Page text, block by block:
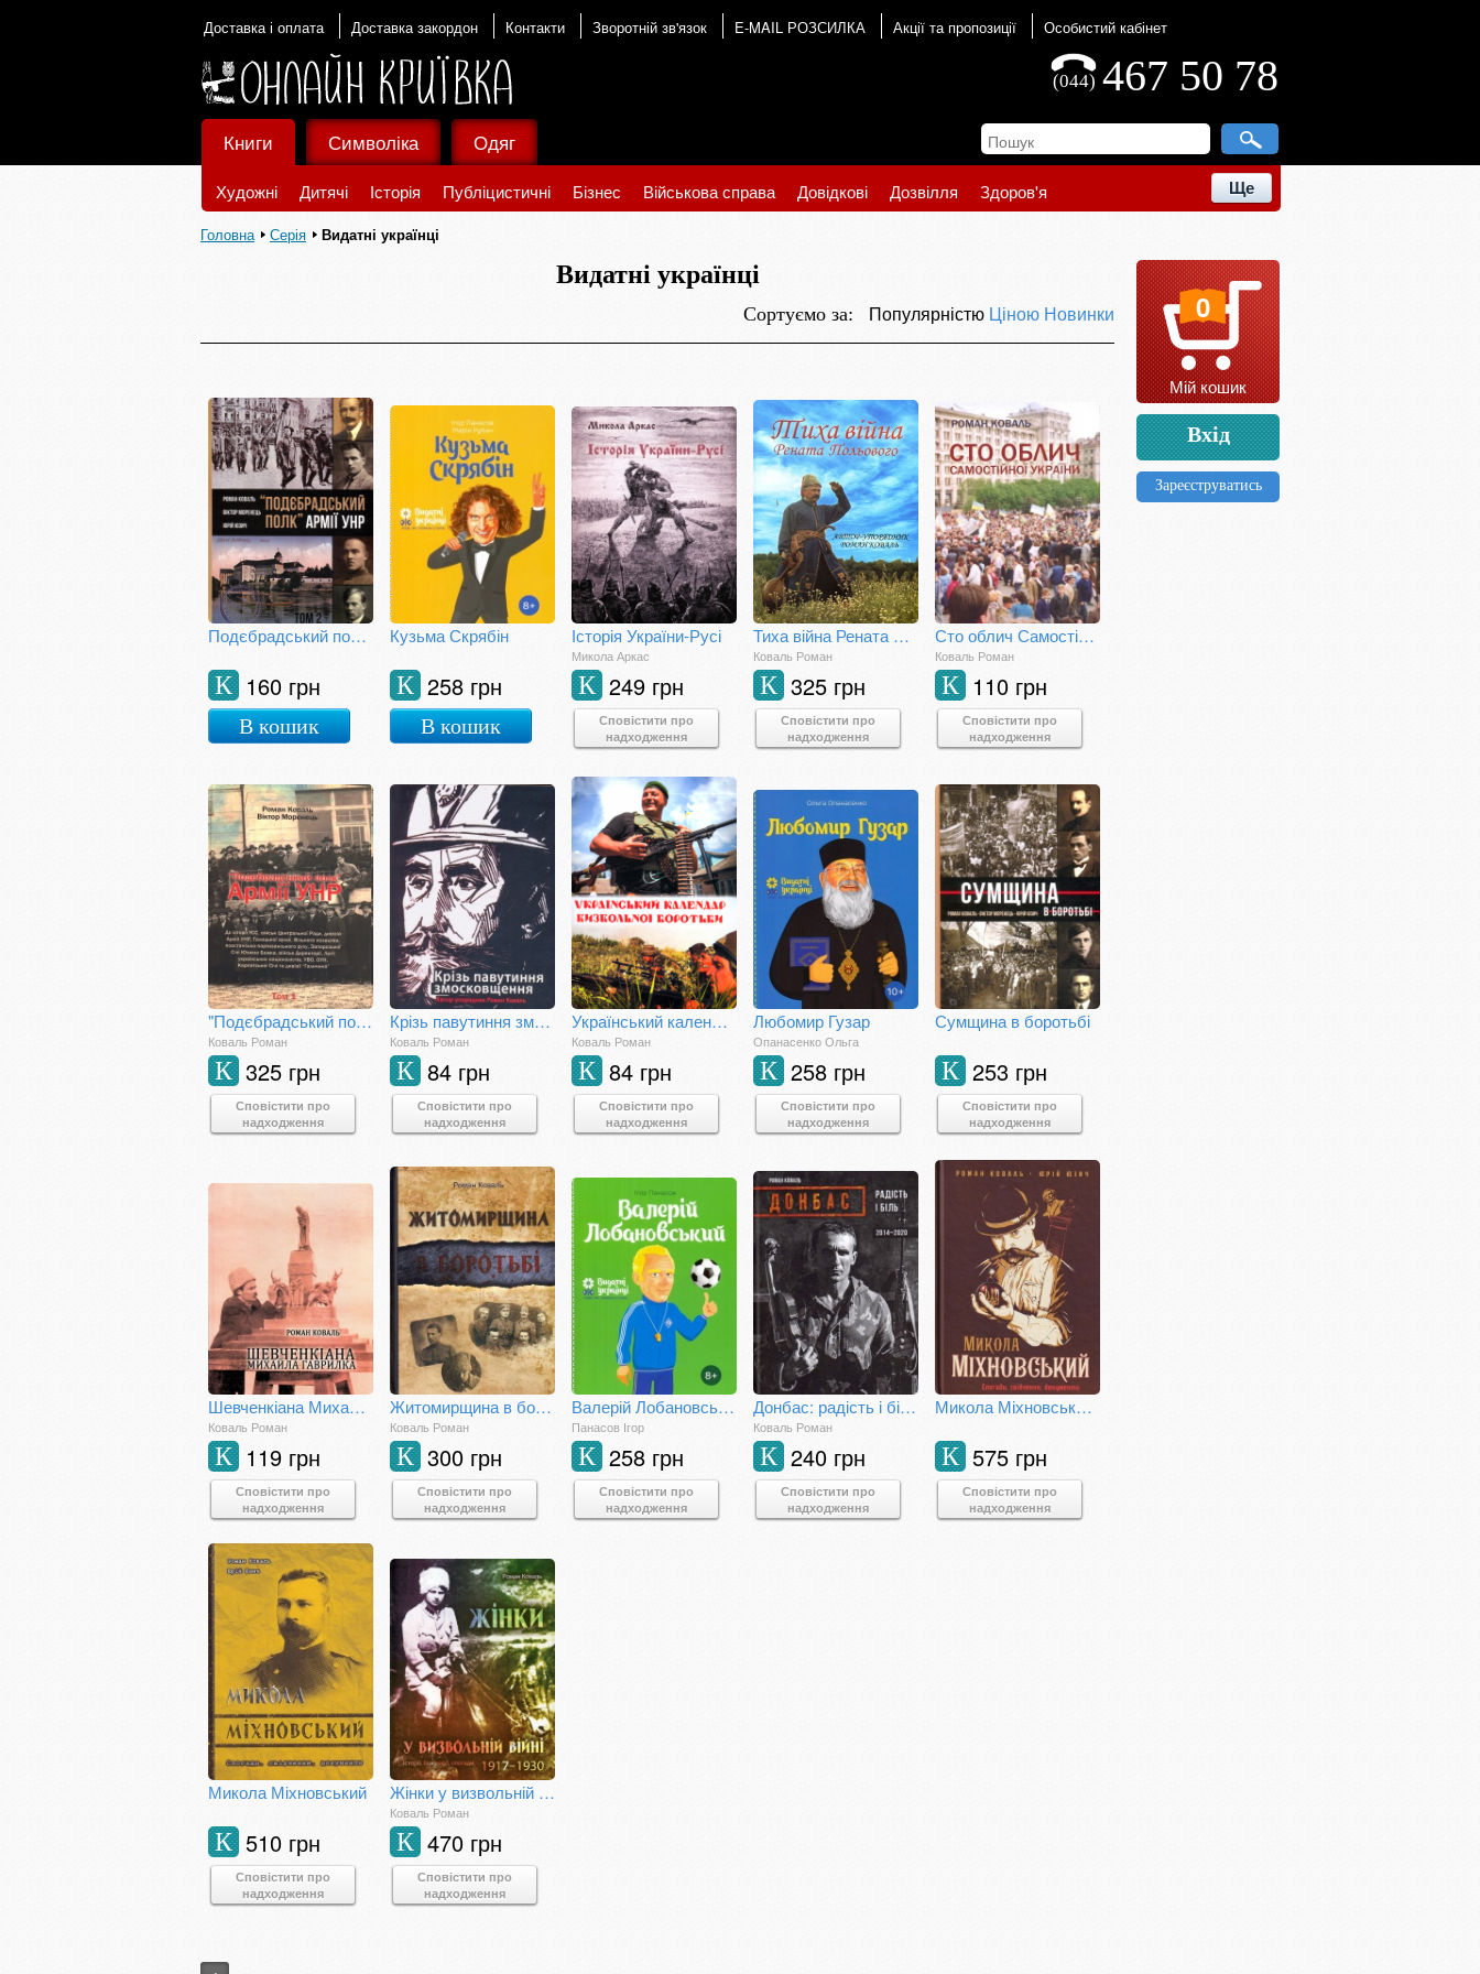
Доставка і оплата Доставка закордон Контакти Зворотній зв'язок E-MAIL РОЗСИЛКА Акції та пропозиції Особистий кабінет
467 50 78
(044)
Книги
Художні Дитячі Історія Публіцистичні Бізнес Військова справа Довідкові Дозвілля Здоров'я Ще
Символіка Одяг
Головна Серія Видатні українці
Видатні українці
Сортуємо за: Популярністю Ціною Новинки
Подєбрадський полк Армії УНР. Том 2
160 грн
К
В кошик
Кузьма Скрябін
258 грн
К
В кошик
Історія України-Русі
Микола Аркас
249 грн
К
Сповістити про
надходження
Тиха війна Рената Польового
Коваль Роман
325 грн
К
Сповістити про
надходження
Сто облич Самостійної України
Коваль Роман
110 грн
К
Сповістити про
надходження
"Подєбрадський полк" Армії УНР. Том 1
Коваль Роман
325 грн
К
Сповістити про
надходження
Крізь павутиння змосковщення. До життєписів Павла і Михайла Кратів
Коваль Роман
84 грн
К
Сповістити про
надходження
Український календар Визвольної боротьби
Коваль Роман
84 грн
К
Сповістити про
надходження
Любомир Гузар
Опанасенко Ольга
258 грн
К
Сповістити про
надходження
Сумщина в боротьбі
253 грн
К
Сповістити про
надходження
Шевченкіана Михайла Гаврилка
Коваль Роман
119 грн
К
Сповістити про
надходження
Житомирщина в боротьбі
Коваль Роман
300 грн
К
Сповістити про
надходження
Валерій Лобановський
Панасов Ігор
258 грн
К
Сповістити про
надходження
Донбас: радість і біль, 2014-2020
Коваль Роман
240 грн
К
Сповістити про
надходження
Микола Міхновський (SVASTONE Edition)
575 грн
К
Сповістити про
надходження
Микола Міхновський
510 грн
К
Сповістити про
надходження
Жінки у визвольній війні. Історії, біографії, спогади 1917-1930
Коваль Роман
470 грн
К
Сповістити про
надходження
0
Мій кошик
Вхід
Зареєструватись